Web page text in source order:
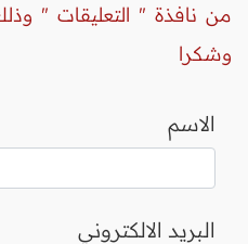
من نافذة " التعليقات "
وشكرا
الاسم
البريد الالكتروني